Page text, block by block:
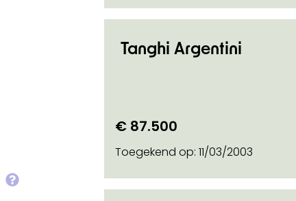
More info on
Tanghi Argentini
€ 87.500
Toegekend op: 11/03/2003